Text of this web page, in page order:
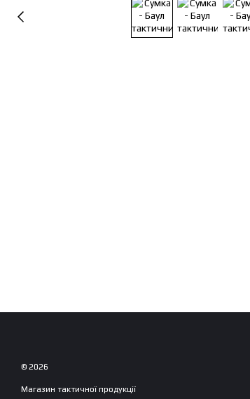
© 2026
Магазин тактичної продукції